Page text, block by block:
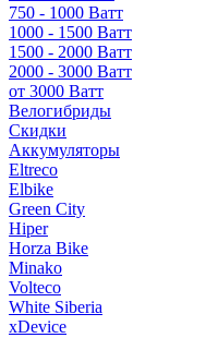
750 - 1000 Ватт
1000 - 1500 Ватт
1500 - 2000 Ватт
2000 - 3000 Ватт
от 3000 Ватт
Велогибриды
Скидки
Аккумуляторы
Eltreco
Elbike
Green City
Hiper
Horza Bike
Minako
Volteco
White Siberia
xDevice